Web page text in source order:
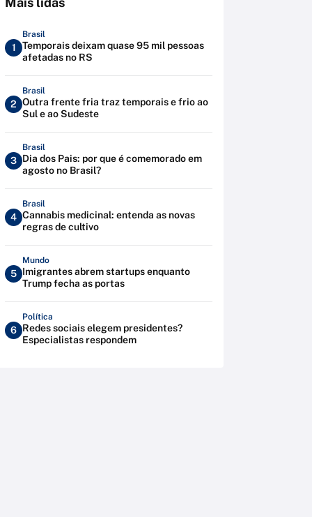
1
Brasil
Temporais deixam quase 95 mil pessoas
afetadas no RS
2
Brasil
Outra frente fria traz temporais e frio ao
Sul e ao Sudeste
3
Brasil
Dia dos Pais: por que é comemorado em
agosto no Brasil?
4
Brasil
Cannabis medicinal: entenda as novas
regras de cultivo
5
Mundo
Imigrantes abrem startups enquanto
Trump fecha as portas
6
Política
Redes sociais elegem presidentes?
Especialistas respondem